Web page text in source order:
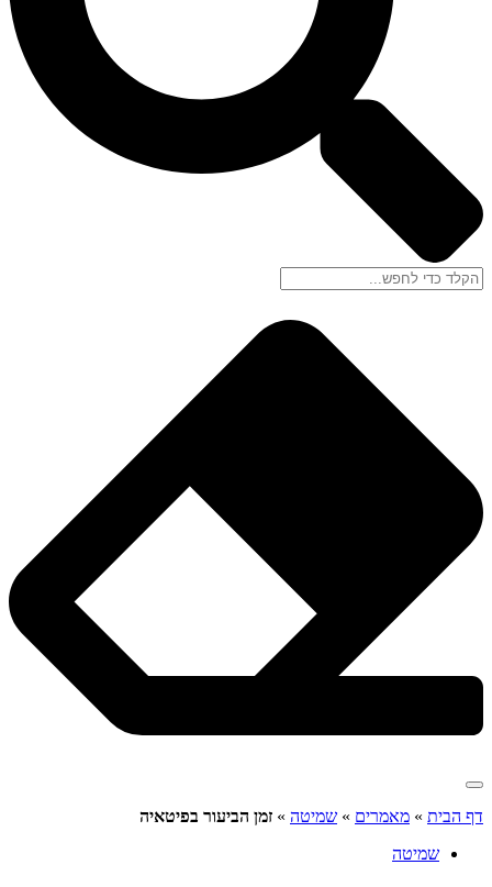
דף הבית » מאמרים » שמיטה » זמן הביעור בפיטאיה
שמיטה